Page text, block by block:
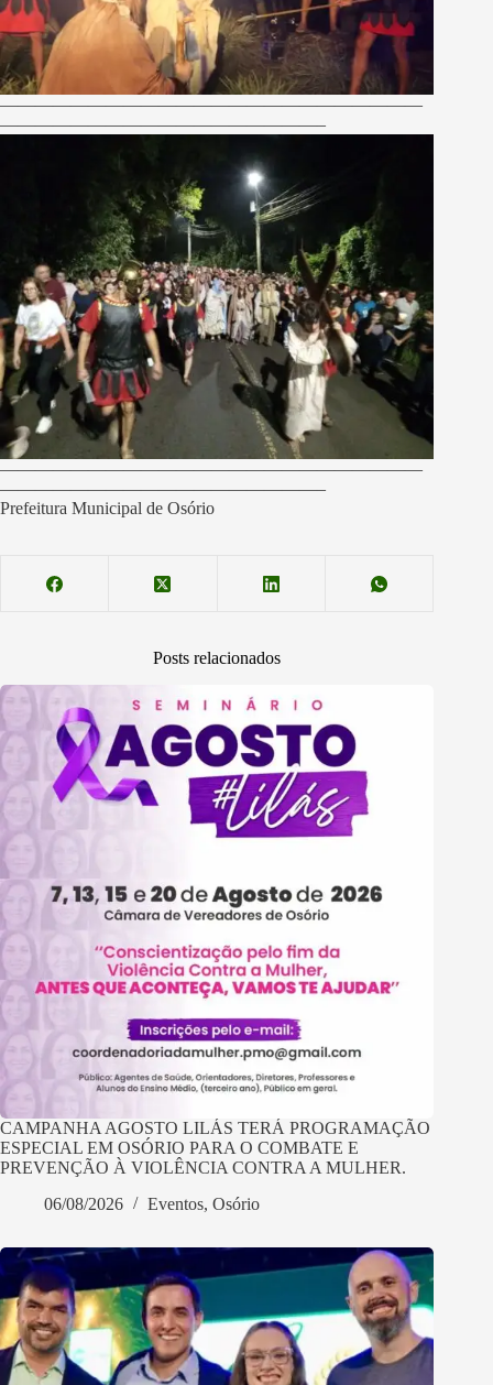
————————————————————————
——————————————————–
————————————————————————
——————————————————–
Prefeitura Municipal de Osório
Posts relacionados
CAMPANHA AGOSTO LILÁS TERÁ PROGRAMAÇÃO
ESPECIAL EM OSÓRIO PARA O COMBATE E
PREVENÇÃO À VIOLÊNCIA CONTRA A MULHER.
06/08/2026
Eventos, Osório